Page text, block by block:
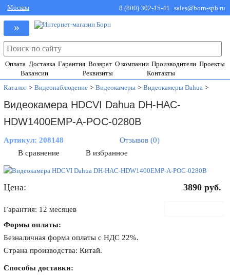
Москва 8 (800) 302-15-41 sales@born-spb.ru
»
Оплата Доставка Гарантия Возврат О компании Производители Проекты
Вакансии
Реквизиты
Контакты
Каталог > Видеонаблюдение > Видеокамеры > Видеокамеры Dahua >
Видеокамера HDCVI Dahua DH-HAC-
HDW1400EMP-A-POC-0280B
Артикул:208148
Отзывов (0)
В сравнение
В избранное
Цена: 3890 руб.
Гарантия: 12 месяцев
Формы оплаты:
Безналичная форма оплаты с НДС 22%.
Страна производства: Китай.
Способы доставки: